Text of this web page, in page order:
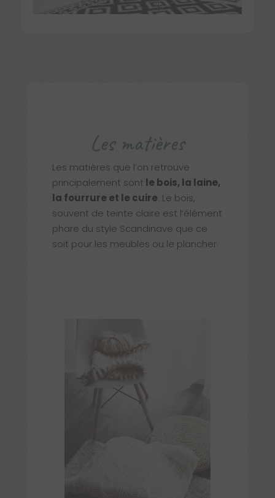
Les matières
Les matières que l’on retrouve
principalement sont le bois, la laine,
la fourrure et le cuire. Le bois,
souvent de teinte claire est l’élément
phare du style Scandinave que ce
soit pour les meubles ou le plancher.